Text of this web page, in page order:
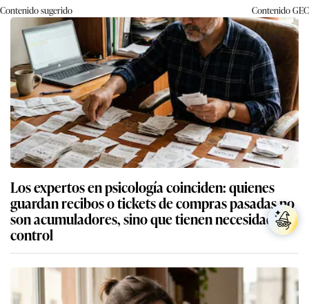
Contenido sugerido ContenidoGEC
Los expertos en psicología coinciden: quienes
guardan recibos o tickets de compras pasadas no
son acumuladores, sino que tienen necesidad de
control